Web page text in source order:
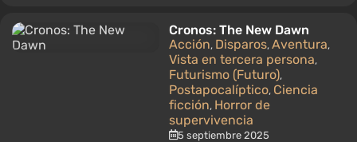
Cronos: The New Dawn
Acción, Disparos, Aventura,
Vista en tercera persona,
Futurismo (Futuro),
Postapocalíptico, Ciencia
ficción, Horror de
supervivencia
5 septiembre 2025